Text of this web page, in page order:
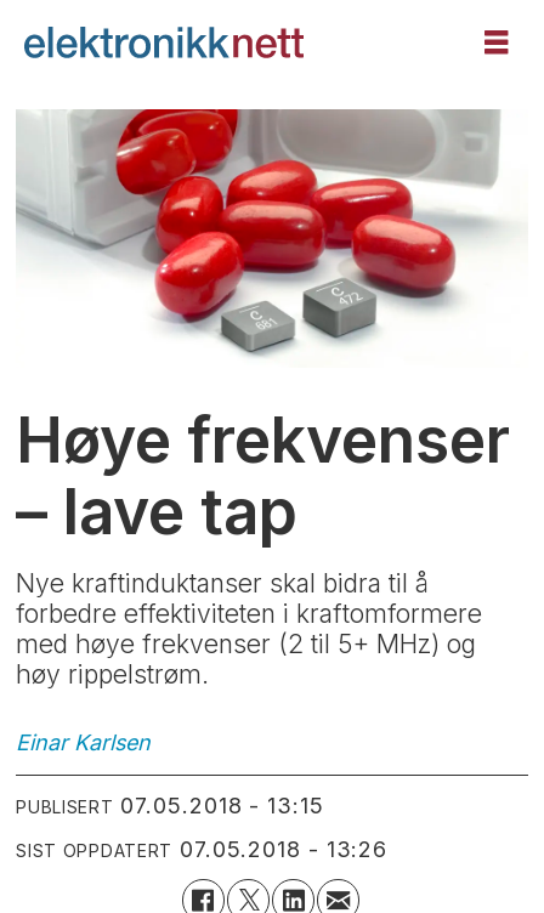
Høye frekvenser
– lave tap
Nye kraftinduktanser skal bidra til å
forbedre effektiviteten i kraftomformere
med høye frekvenser (2 til 5+ MHz) og
høy rippelstrøm.
Einar Karlsen
PUBLISERT 07.05.2018 - 13:15
SIST OPPDATERT 07.05.2018 - 13:26